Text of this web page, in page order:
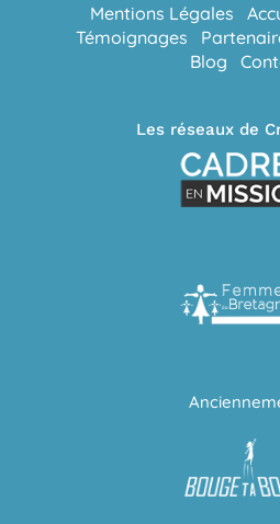
Mentions Légales
Témoignages
Blog
Les réseaux de